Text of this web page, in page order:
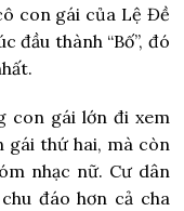
con gái của Lệ Đề
đầu thành “Bố”, đó
con gái lớn đi xem
gái thứ hai, mà còn
nhạc nữ. Cư dân
đáo hơn cả cha